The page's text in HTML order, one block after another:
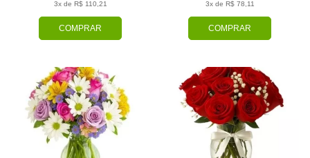
COMPRAR
3x de R$ 110,21
COMPRAR
3x de R$ 78,11